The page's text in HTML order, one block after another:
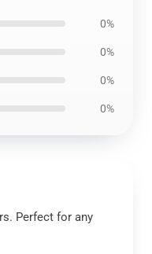
0%
0%
0%
0%
Perfect for any